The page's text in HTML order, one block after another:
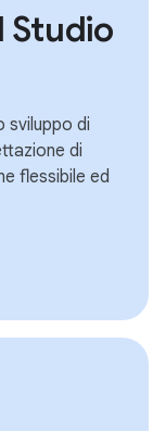
Studio
sviluppo di
di
flessibile ed